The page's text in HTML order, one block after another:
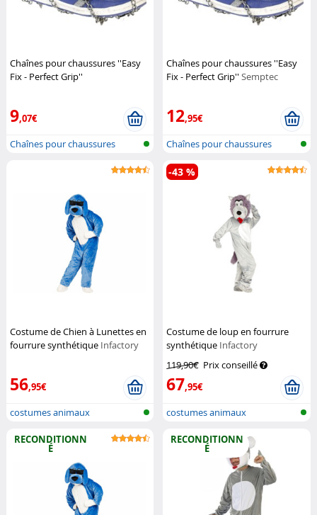
Chaînes pour chaussures ''Easy
Fix - Perfect Grip''
9,07€
Chaînes pour chaussures
Chaînes pour chaussures ''Easy
Fix - Perfect Grip''Semptec
12,95€
Chaînes pour chaussures
Costume de Chien à Lunettes en
fourrure synthétique Infactory
56,95€
costumes animaux
Costume de loup en fourrure
synthétique Infactory
119,90€ Prix conseillé
67,95€
-43 %
costumes animaux
RECONDITIONN
É
RECONDITIONN
É